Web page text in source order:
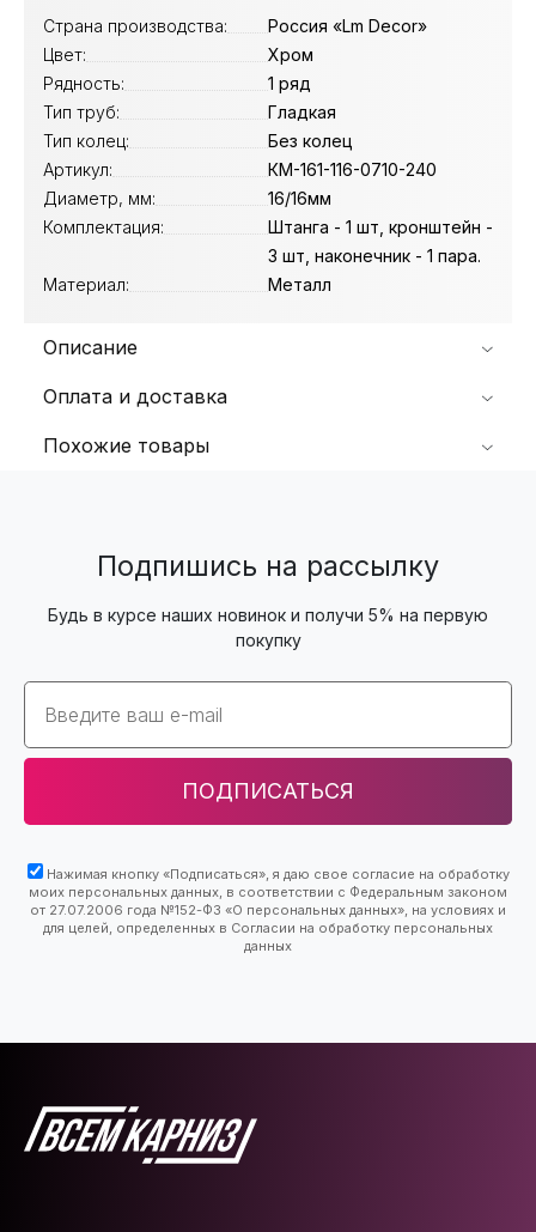
Страна производства:
Россия «Lm Decor»
Цвет:
Хром
Рядность:
1 ряд
Тип труб:
Гладкая
Тип колец:
Без колец
Артикул:
КМ-161-116-0710-240
Диаметр, мм:
16/16мм
Комплектация:
Штанга - 1 шт, кронштейн -
3 шт, наконечник - 1 пара.
Материал:
Металл
Описание
Оплата и доставка
Похожие товары
Подпишись на рассылку
Будь в курсе наших новинок и получи 5% на первую
покупку
Email
ПОДПИСАТЬСЯ
Нажимая кнопку «Подписаться», я даю свое согласие на обработку
моих персональных данных, в соответствии с Федеральным законом
от 27.07.2006 года №152-ФЗ «О персональных данных», на условиях и
для целей, определенных в Согласии на обработку персональных
данных